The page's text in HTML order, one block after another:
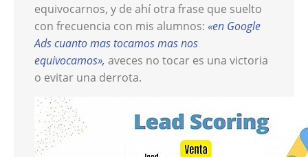
equivocarnos, y de ahí otra frase que suelto
con frecuencia con mis alumnos: «en Google
Ads cuanto mas tocamos mas nos
equivocamos», aveces no tocar es una victoria
o evitar una derrota.